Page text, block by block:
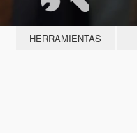
HERRAMIENTAS